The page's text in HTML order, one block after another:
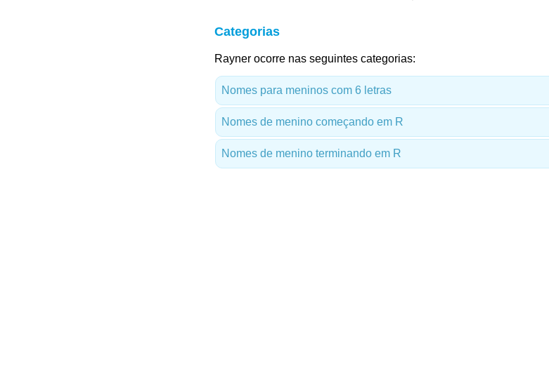
Categorias
Rayner ocorre nas seguintes categorias:
Nomes para meninos com 6 letras
Nomes de menino começando em R
Nomes de menino terminando em R